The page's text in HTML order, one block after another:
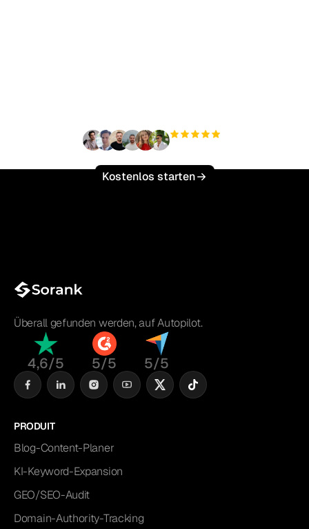
Kostenlos starten
Überall gefunden werden, auf Autopilot.
4,6/5 5/5 5/5
PRODUIT
Blog-Content-Planer
KI-Keyword-Expansion
GEO/SEO-Audit
Domain-Authority-Tracking